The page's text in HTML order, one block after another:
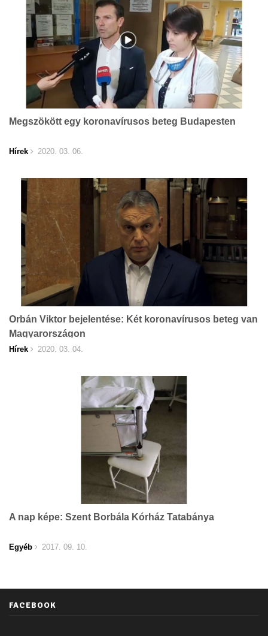
Megszökött egy koronavírusos beteg Budapesten
Hírek 2020. 03. 06.
Orbán Viktor bejelentése: Két koronavírusos beteg van
Magyarországon
Hírek 2020. 03. 04.
A nap képe: Szent Borbála Kórház Tatabánya
Egyéb 2017. 09. 10.
FACEBOOK